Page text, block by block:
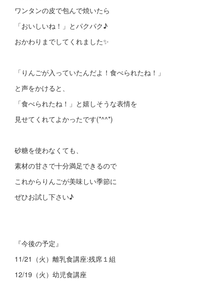
ワンタンの皮で包んで焼いたら
「おいしいね！」とパクパク♪
おかわりまでしてくれました✨
「りんごが入っていたんだよ！食べられたね！」
と声をかけると、
「食べられたね！」と嬉しそうな表情を
見せてくれてよかったです(*^^*)
砂糖を使わなくても、
素材の甘さで十分満足できるので
これからりんごが美味しい季節に
ぜひお試し下さい♪
『今後の予定』
11/21（火）離乳食講座:残席１組
12/19（火）幼児食講座